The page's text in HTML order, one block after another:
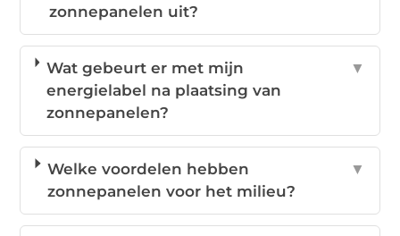
zonnepanelen uit?
Wat gebeurt er met mijn
energielabel na plaatsing van
zonnepanelen?
▼
Welke voordelen hebben
zonnepanelen voor het milieu?
▼